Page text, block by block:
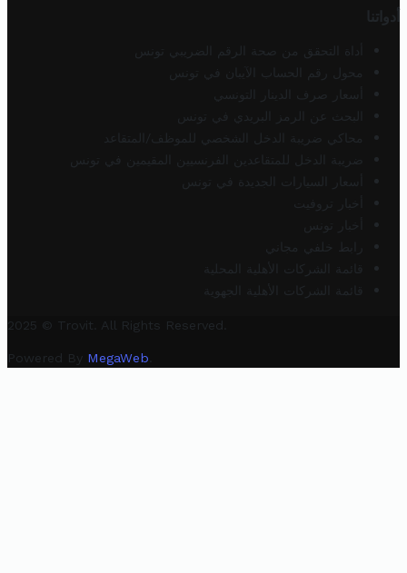
أدواتنا
أداة التحقق من صحة الرقم الضريبي تونس
محول رقم الحساب الآيبان في تونس
أسعار صرف الدينار التونسي
البحث عن الرمز البريدي في تونس
محاكي ضريبة الدخل الشخصي للموظف/المتقاعد
ضريبة الدخل للمتقاعدين الفرنسيين المقيمين في تونس
أسعار السيارات الجديدة في تونس
أخبار تروفيت
أخبار تونس
رابط خلفي مجاني
قائمة الشركات الأهلية المحلية
قائمة الشركات الأهلية الجهوية
2025 © Trovit. All Rights Reserved.
Powered By MegaWeb